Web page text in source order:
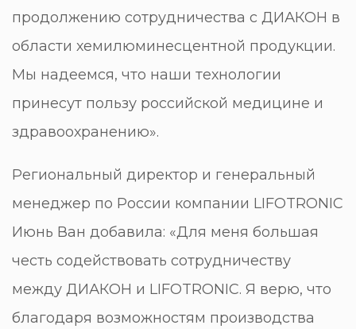
продолжению сотрудничества с ДИАКОН в
области хемилюминесцентной продукции.
Мы надеемся, что наши технологии
принесут пользу российской медицине и
здравоохранению».
Региональный директор и генеральный
менеджер по России компании LIFOTRONIC
Июнь Ван добавила: «Для меня большая
честь содействовать сотрудничеству
между ДИАКОН и LIFOTRONIC. Я верю, что
благодаря возможностям производства